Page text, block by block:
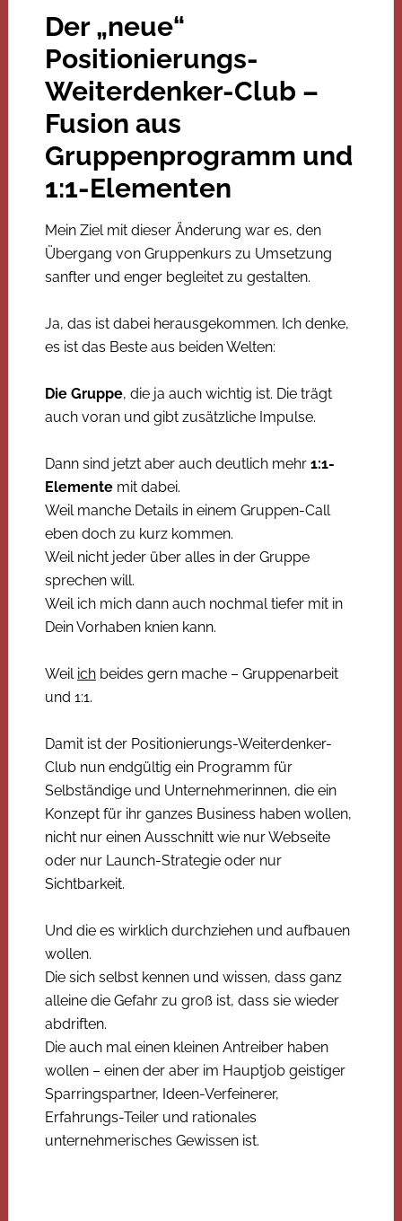
Der „neue“
Positionierungs-
Weiterdenker-Club –
Fusion aus
Gruppenprogramm und
1:1-Elementen
Mein Ziel mit dieser Änderung war es, den
Übergang von Gruppenkurs zu Umsetzung
sanfter und enger begleitet zu gestalten.
Ja, das ist dabei herausgekommen. Ich denke,
es ist das Beste aus beiden Welten:
Die Gruppe, die ja auch wichtig ist. Die trägt
auch voran und gibt zusätzliche Impulse.
Dann sind jetzt aber auch deutlich mehr 1:1-
Elementemit dabei.
Weil manche Details in einem Gruppen-Call
eben doch zu kurz kommen.
Weil nicht jeder über alles in der Gruppe
sprechen will.
Weil ich mich dann auch nochmal tiefer mit in
Dein Vorhaben knien kann.
Weil ichbeides gern mache – Gruppenarbeit
und 1:1.
Damit ist der Positionierungs-Weiterdenker-
Club nun endgültig ein Programm für
Selbständige und Unternehmerinnen, die ein
Konzept für ihr ganzes Business haben wollen,
nicht nur einen Ausschnitt wie nur Webseite
oder nur Launch-Strategie oder nur
Sichtbarkeit.
Und die es wirklich durchziehen und aufbauen
wollen.
Die sich selbst kennen und wissen, dass ganz
alleine die Gefahr zu groß ist, dass sie wieder
abdriften.
Die auch mal einen kleinen Antreiber haben
wollen – einen der aber im Hauptjob geistiger
Sparringspartner, Ideen-Verfeinerer,
Erfahrungs-Teiler und rationales
unternehmerisches Gewissen ist.